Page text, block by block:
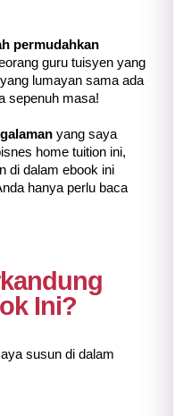
permudahkan
guru tuisyen yang
lumayan sama ada
sepenuh masa!
yang saya
home tuition ini,
di dalam ebook ini
hanya perlu baca
Ini?
susun di dalam